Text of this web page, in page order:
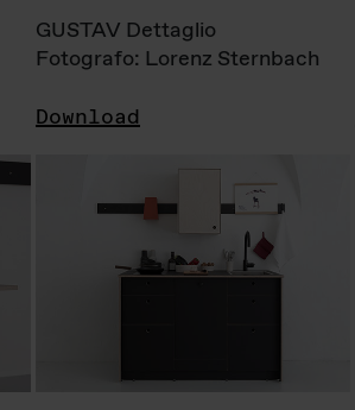
GUSTAV Dettaglio
Fotografo: Lorenz Sternbach
Download